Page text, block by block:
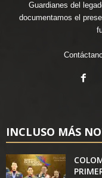
Guardianes del
documentamos el
INCLUSO MÁS